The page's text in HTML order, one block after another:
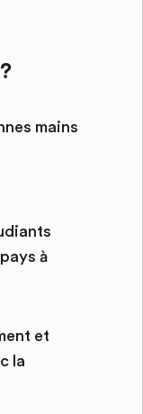
mains
à
et
la